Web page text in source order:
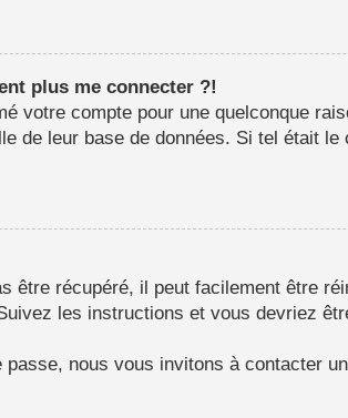
plus me connecter ?!
votre compte pour une quelconque
de leur base de données. Si tel était
être récupéré, il peut facilement être
les instructions et vous devriez
nous vous invitons à contacter